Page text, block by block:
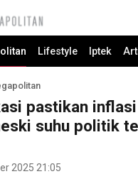
Lifestyle Iptek
pastikan inflasi
suhu politik
2025 21:05